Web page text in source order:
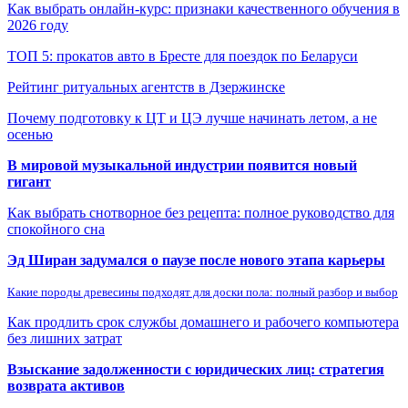
Как выбрать онлайн-курс: признаки качественного обучения в
2026 году
ТОП 5: прокатов авто в Бресте для поездок по Беларуси
Рейтинг ритуальных агентств в Дзержинске
Почему подготовку к ЦТ и ЦЭ лучше начинать летом, а не
осенью
В мировой музыкальной индустрии появится новый
гигант
Как выбрать снотворное без рецепта: полное руководство для
спокойного сна
Эд Ширан задумался о паузе после нового этапа карьеры
Какие породы древесины подходят для доски пола: полный разбор и выбор
Как продлить срок службы домашнего и рабочего компьютера
без лишних затрат
Взыскание задолженности с юридических лиц: стратегия
возврата активов